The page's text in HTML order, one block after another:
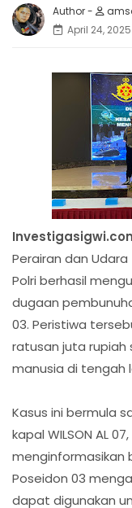
April 24, 2025
Perairan dan
Polri berhasil
dugaan
03. Peristiwa
ratusan juta rupiah
manusia di tengah
Kasus ini bermula
kapal WILSON AL
menginformasikan
Poseidon 03
dapat digunakan